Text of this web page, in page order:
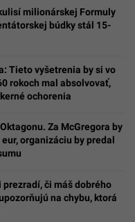
milionárskej Formuly
búdky stál 15-
Tieto vyšetrenia by si vo
rokoch mal absolvovať,
ochorenia
Za McGregora by
organizáciu by predal
prezradí, či máš dobrého
na chybu, ktorá